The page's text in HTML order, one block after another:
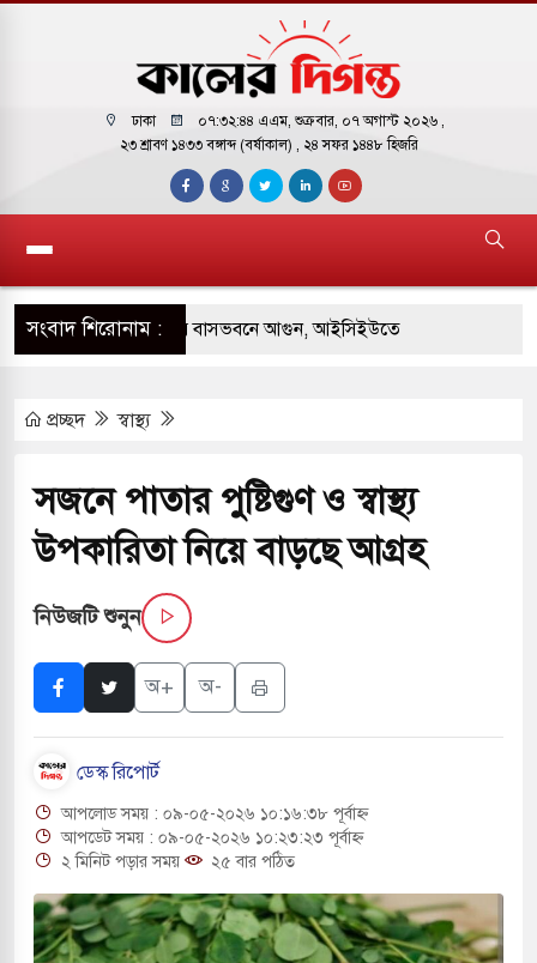
ঢাকা ০৭:৩২:৪৫ এএম, শুক্রবার, ০৭ অগাস্ট ২০২৬ ,
২৩ শ্রাবণ ১৪৩৩ বঙ্গাব্দ (বর্ষাকাল) , ২৪ সফর ১৪৪৮ হিজরি
সংবাদ শিরোনাম :
হাইকমিশনারের বাসভবনে আগুন, আইসিইউতে
হয়ে আসছে ‘স্পেশাল রেসপন্স ব্যাটালিয়ন
মুখোমুখি সংঘর্ষে ৯ জন নিহত
নিয়ন্ত্রণে দেড় হাজার মসজিদ থেকে মাইক
গুলিতে শিক্ষক নিহত, হামলাকারীর আত্মহত্যা
মধ্যপ্রাচ্যে ব্ল্যাকআউটের কঠোর হুঁশিয়ারি ইরানের
নিরাপত্তা তল্লাশিতে ছাড় দেওয়া হবে না:
দক্ষিণ কোরিয়ার বন্দি ২৫ শতাংশ বেড়েছে
প্রচ্ছদ স্বাস্থ্য
সজনে পাতার পুষ্টিগুণ ও স্বাস্থ্য
উপকারিতা নিয়ে বাড়ছে আগ্রহ
নিউজটি শুনুন
অ+ অ-
ডেস্ক রিপোর্ট
আপলোড সময় : ০৯-০৫-২০২৬ ১০:১৬:৩৮ পূর্বাহ্ন
আপডেট সময় : ০৯-০৫-২০২৬ ১০:২৩:২৩ পূর্বাহ্ন
২ মিনিট পড়ার সময়
২৫ বার পঠিত